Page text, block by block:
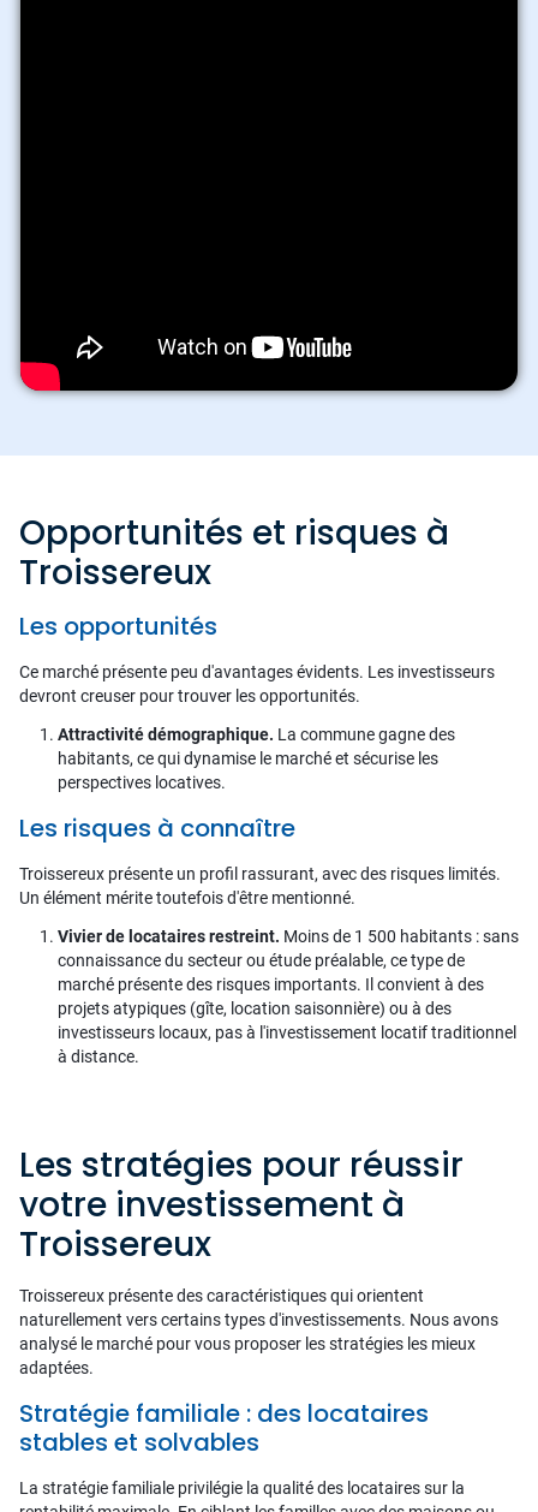
Opportunités et risques à
Troissereux
Les opportunités
Ce marché présente peu d'avantages évidents. Les investisseurs
devront creuser pour trouver les opportunités.
Attractivité démographique. La commune gagne des
habitants, ce qui dynamise le marché et sécurise les
perspectives locatives.
Les risques à connaître
Troissereux présente un profil rassurant, avec des risques limités.
Un élément mérite toutefois d'être mentionné.
Vivier de locataires restreint. Moins de 1 500 habitants : sans
connaissance du secteur ou étude préalable, ce type de
marché présente des risques importants. Il convient à des
projets atypiques (gîte, location saisonnière) ou à des
investisseurs locaux, pas à l'investissement locatif traditionnel
à distance.
Les stratégies pour réussir
votre investissement à
Troissereux
Troissereux présente des caractéristiques qui orientent
naturellement vers certains types d'investissements. Nous avons
analysé le marché pour vous proposer les stratégies les mieux
adaptées.
Stratégie familiale : des locataires
stables et solvables
La stratégie familiale privilégie la qualité des locataires sur la